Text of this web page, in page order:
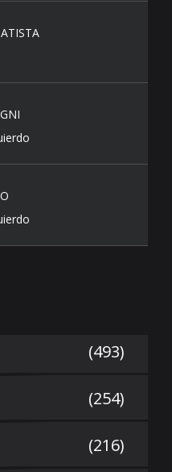
(493)
(254)
(216)